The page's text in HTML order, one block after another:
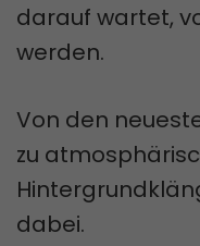
darauf wartet,
werden.
Von den
zu
dabei.